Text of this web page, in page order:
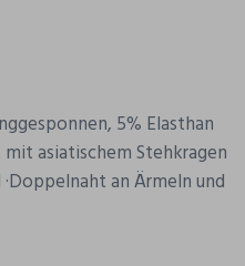
5% Elasthan
asiatischem Stehkragen
·Doppelnaht an Ärmeln und